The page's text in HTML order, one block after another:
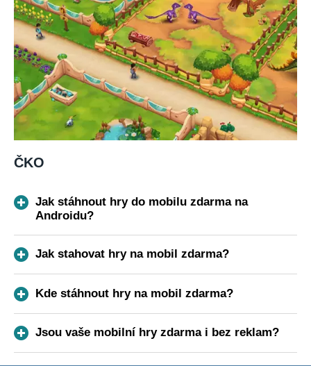
ČKO
Jak stáhnout hry do mobilu zdarma na
Androidu?
Jak stahovat hry na mobil zdarma?
Kde stáhnout hry na mobil zdarma?
Jsou vaše mobilní hry zdarma i bez reklam?